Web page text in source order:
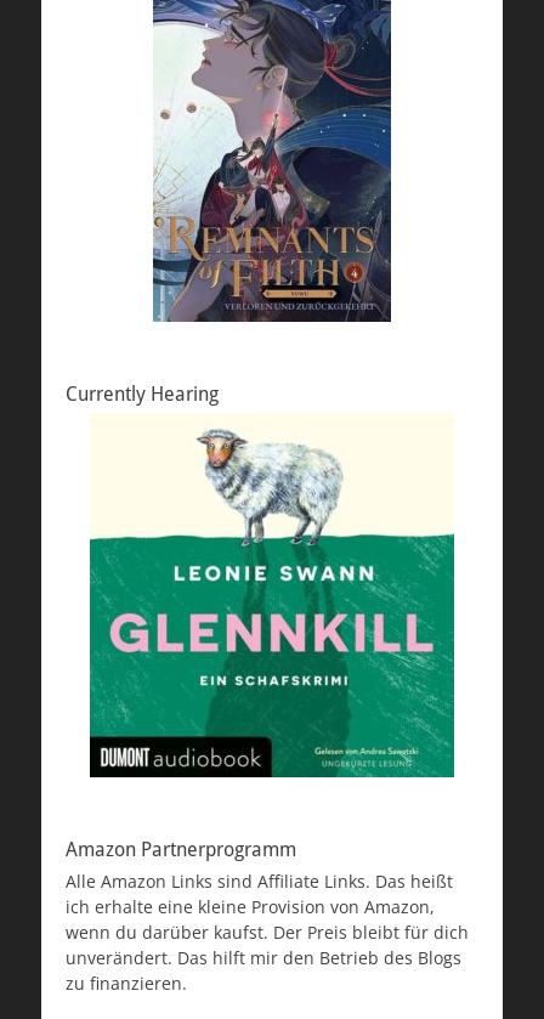
Currently Hearing
Amazon Partnerprogramm
Alle Amazon Links sind Affiliate Links. Das heißt
ich erhalte eine kleine Provision von Amazon,
wenn du darüber kaufst. Der Preis bleibt für dich
unverändert. Das hilft mir den Betrieb des Blogs
zu finanzieren.